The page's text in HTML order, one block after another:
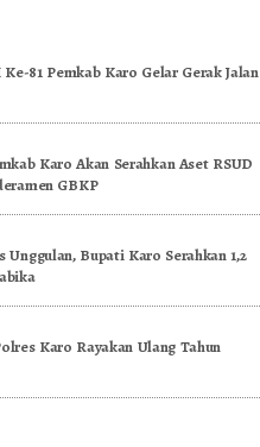
81 Pemkab Karo Gelar Gerak Jalan
Karo Akan Serahkan Aset RSUD
GBKP
Bupati Karo Serahkan 1,2
Karo Rayakan Ulang Tahun